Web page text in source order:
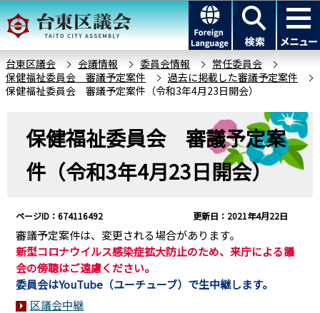
こ
の
ー
ジ
の
このページの本文へ移動
台東区議会 会議情報 委員会情報
常任委員会
保健福祉委員会 審議予定案件
過去に掲載した審議予定案件
保健福祉委員会 審議予定案件（令和3年4月23日開会）
保健福祉委員会 審議予定案
件（令和3年4月23日開会）
ページID：674116492 更新日：2021年4月22日
審議予定案件は、変更される場合があります。
新型コロナウイルス感染症拡大防止のため、来庁による議
会の傍聴はご遠慮ください。
委員会はYouTube（ユーチューブ）で生中継します。
区議会中継